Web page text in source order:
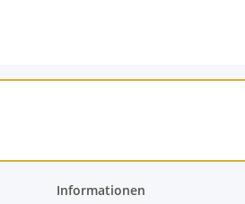
Informationen